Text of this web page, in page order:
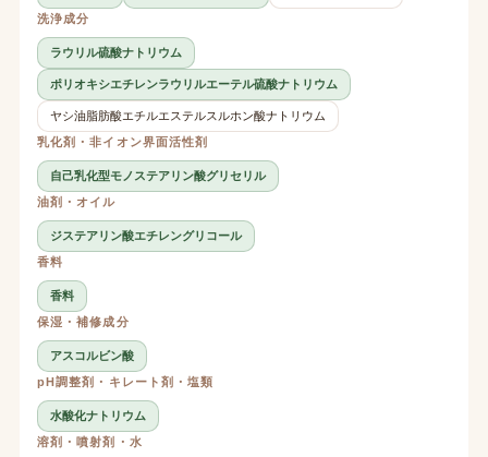
洗浄成分
ラウリル硫酸ナトリウム
ポリオキシエチレンラウリルエーテル硫酸ナトリウム
ヤシ油脂肪酸エチルエステルスルホン酸ナトリウム
乳化剤・非イオン界面活性剤
自己乳化型モノステアリン酸グリセリル
油剤・オイル
ジステアリン酸エチレングリコール
香料
香料
保湿・補修成分
アスコルビン酸
pH調整剤・キレート剤・塩類
水酸化ナトリウム
溶剤・噴射剤・水